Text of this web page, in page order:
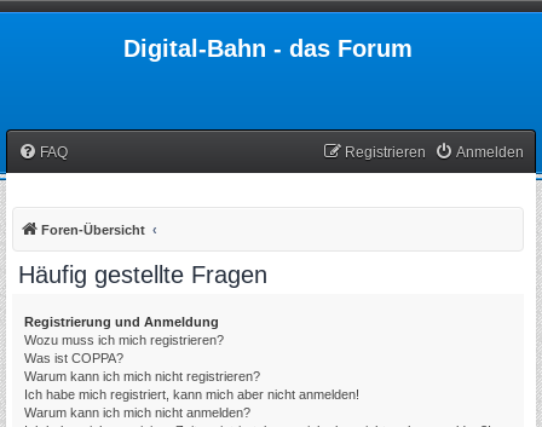
Digital-Bahn - das Forum
FAQ Anmelden
Registrieren
Foren-Übersicht
Häufig gestellte Fragen
Registrierung und Anmeldung
Wozu muss ich mich registrieren?
Was ist COPPA?
Warum kann ich mich nicht registrieren?
Ich habe mich registriert, kann mich aber nicht anmelden!
Warum kann ich mich nicht anmelden?